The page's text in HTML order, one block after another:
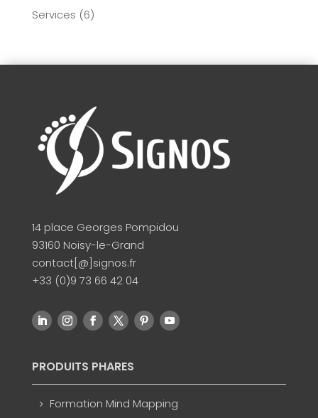
Services (6)
14 place Georges Pompidou
93160 Noisy-le-Grand
contact[@]signos.fr
+33 (0)9 73 66 42 04
PRODUITS PHARES
Formation Mind Mapping